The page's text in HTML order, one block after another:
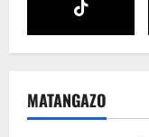
MATANGAZO